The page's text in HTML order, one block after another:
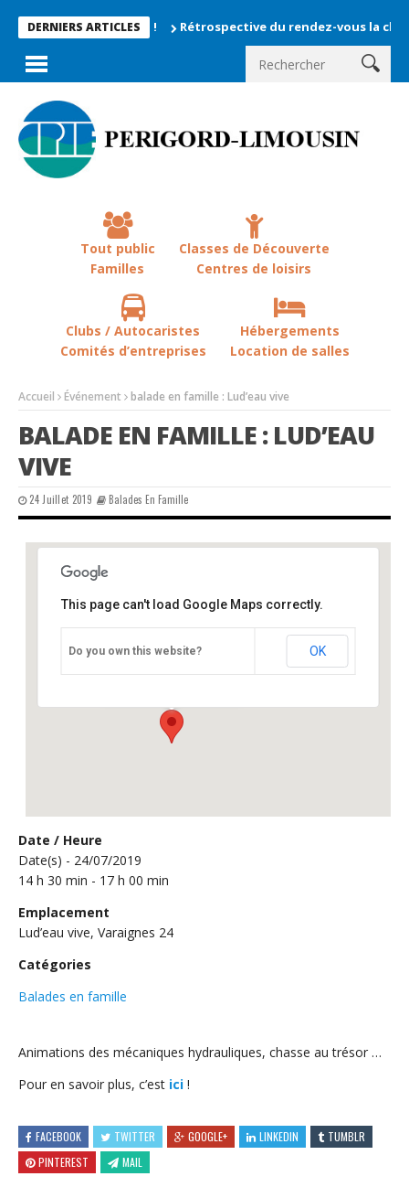
DERNIERS ARTICLESRétrospective du rendez-vous la chevêche
Tout public
Familles
Classes de Découverte
Centres de loisirs
Clubs / Autocaristes
Comités d’entreprises
Hébergements
Location de salles
Accueil Événement balade en famille : Lud’eau vive
BALADE EN FAMILLE : LUD’EAU
VIVE
24 Juillet 2019 Balades En Famille
Lud’eau vive, Varaignes 24
Événements
This page can't load Google Maps correctly.
Do you own this website? OK
Date / Heure
Date(s) - 24/07/2019
14 h 30 min - 17 h 00 min
Emplacement
Lud’eau vive, Varaignes 24
Catégories
Balades en famille
Animations des mécaniques hydrauliques, chasse au trésor …
Pour en savoir plus, c’est ici !
FACEBOOK TWITTER GOOGLE+ LINKEDIN
TUMBLR
PINTEREST
MAIL